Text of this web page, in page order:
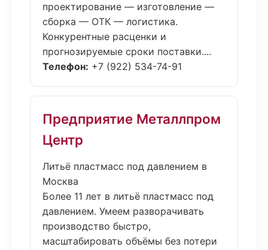
проектирование — изготовление —
сборка — ОТК — логистика.
Конкурентные расценки и
прогнозируемые сроки поставки....
Телефон: +7 (922) 534-74-91
Предприятие Металлпром
Центр
Литьё пластмасс под давлением в
Москва
Более 11 лет в литьё пластмасс под
давлением. Умеем разворачивать
производство быстро,
масштабировать объёмы без потери